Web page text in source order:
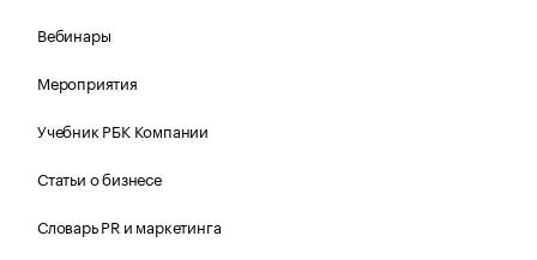
Вебинары
Мероприятия
Учебник РБК Компании
Статьи о бизнесе
Словарь PR и маркетинга